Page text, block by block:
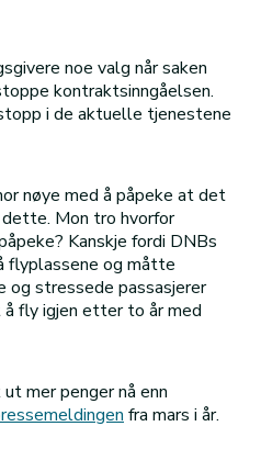
noe valg når saken
kontraktsinngåelsen.
i de aktuelle tjenestene
nøye med å påpeke at det
Mon tro hvorfor
Kanskje fordi DNBs
flyplassene og måtte
og stressede passasjerer
fly igjen etter to år med
mer penger nå enn
fra mars i år.